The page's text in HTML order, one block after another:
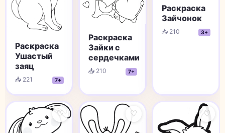
Раскраска
Ушастый
заяц
📥 221 7+
Раскраска
Зайки с
сердечками
📥 210 7+
Раскраска
Зайчонок
📥 210 3+
♡ ♡ ♡